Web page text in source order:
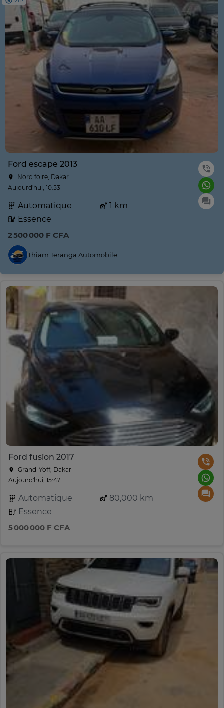
Ford escape 2013
Nord foire, Dakar
Aujourd'hui, 10:53
Automatique
1 km
Essence
2 500 000 F CFA
Thiam Teranga Automobile
Ford fusion 2017
Grand-Yoff, Dakar
Aujourd'hui, 15:47
Automatique
80,000 km
Essence
5 000 000 F CFA